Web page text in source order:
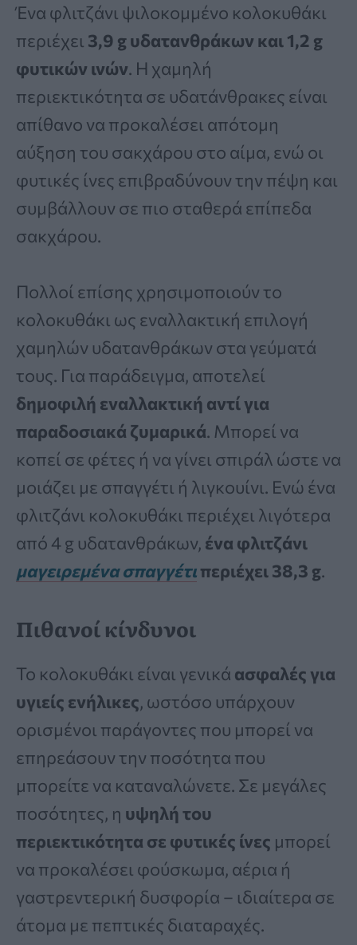
Ένα φλιτζάνι ψιλοκομμένο κολοκυθάκι
περιέχει 3,9 g υδατανθράκων και 1,2 g
φυτικών ινών. Η χαμηλή
περιεκτικότητα σε υδατάνθρακες είναι
απίθανο να προκαλέσει απότομη
αύξηση του σακχάρου στο αίμα, ενώ οι
φυτικές ίνες επιβραδύνουν την πέψη και
συμβάλλουν σε πιο σταθερά επίπεδα
σακχάρου.
Πολλοί επίσης χρησιμοποιούν το
κολοκυθάκι ως εναλλακτική επιλογή
χαμηλών υδατανθράκων στα γεύματά
τους. Για παράδειγμα, αποτελεί
δημοφιλή εναλλακτική αντί για
παραδοσιακά ζυμαρικά. Μπορεί να
κοπεί σε φέτες ή να γίνει σπιράλ ώστε να
μοιάζει με σπαγγέτι ή λιγκουίνι. Ενώ ένα
φλιτζάνι κολοκυθάκι περιέχει λιγότερα
από 4 g υδατανθράκων, ένα φλιτζάνι
μαγειρεμένα σπαγγέτιπεριέχει 38,3 g.
Πιθανοί κίνδυνοι
Το κολοκυθάκι είναι γενικά ασφαλές για
υγιείς ενήλικες, ωστόσο υπάρχουν
ορισμένοι παράγοντες που μπορεί να
επηρεάσουν την ποσότητα που
μπορείτε να καταναλώνετε. Σε μεγάλες
ποσότητες, η υψηλή του
περιεκτικότητα σε φυτικές ίνες μπορεί
να προκαλέσει φούσκωμα, αέρια ή
γαστρεντερική δυσφορία – ιδιαίτερα σε
άτομα με πεπτικές διαταραχές.